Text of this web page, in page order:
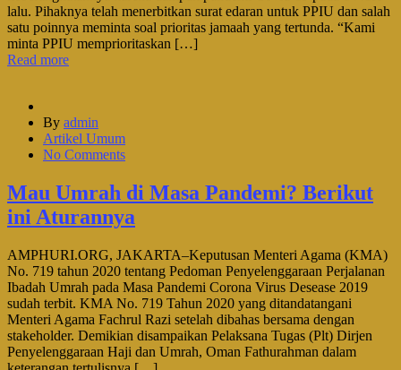
lalu. Pihaknya telah menerbitkan surat edaran untuk PPIU dan salah
satu poinnya meminta soal prioritas jamaah yang tertunda. “Kami
minta PPIU memprioritaskan […]
Read more
By admin
Artikel Umum
No Comments
Mau Umrah di Masa Pandemi? Berikut
ini Aturannya
AMPHURI.ORG, JAKARTA–Keputusan Menteri Agama (KMA)
No. 719 tahun 2020 tentang Pedoman Penyelenggaraan Perjalanan
Ibadah Umrah pada Masa Pandemi Corona Virus Desease 2019
sudah terbit. KMA No. 719 Tahun 2020 yang ditandatangani
Menteri Agama Fachrul Razi setelah dibahas bersama dengan
stakeholder. Demikian disampaikan Pelaksana Tugas (Plt) Dirjen
Penyelenggaraan Haji dan Umrah, Oman Fathurahman dalam